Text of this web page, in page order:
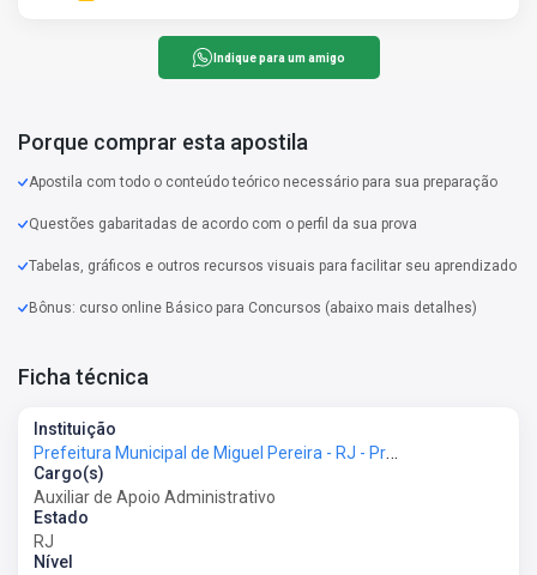
Indique para um amigo
Porque comprar esta apostila
Apostila com todo o conteúdo teórico necessário para sua preparação
Questões gabaritadas de acordo com o perfil da sua prova
Tabelas, gráficos e outros recursos visuais para facilitar seu aprendizado
Bônus: curso online Básico para Concursos (abaixo mais detalhes)
Ficha técnica
Instituição
Prefeitura Municipal de Miguel Pereira - RJ - Prefeitura de Miguel Pereira - RJ
Cargo(s)
Auxiliar de Apoio Administrativo
Estado
RJ
Nível